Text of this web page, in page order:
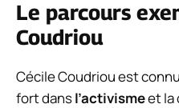
Le parcours
Coudriou
Cécile Coudriou est
fort dansl’activismeet la